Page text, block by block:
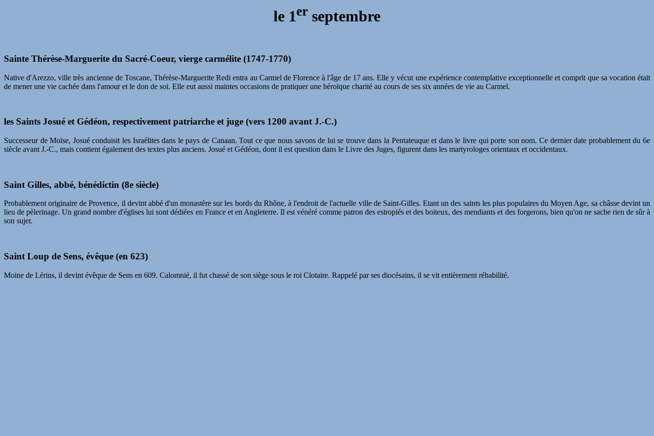
le 1er septembre
Sainte Thérèse-Marguerite du Sacré-Coeur, vierge carmélite (1747-1770)
Native d'Arezzo, ville très ancienne de Toscane, Thérèse-Marguerite Redi entra au Carmel de Florence à l'âge de 17 ans. Elle y vécut une expérience contemplative exceptionnelle et comprit que sa vocation était
de mener une vie cachée dans l'amour et le don de soi. Elle eut aussi maintes occasions de pratiquer une héroïque charité au cours de ses six années de vie au Carmel.
les Saints Josué et Gédéon, respectivement patriarche et juge (vers 1200 avant J.-C.)
Successeur de Moïse, Josué conduisit les Israélites dans le pays de Canaan. Tout ce que nous savons de lui se trouve dans la Pentateuque et dans le livre qui porte son nom. Ce dernier date probablement du 6e
siècle avant J.-C., mais contient également des textes plus anciens. Josué et Gédéon, dont il est question dans le Livre des Juges, figurent dans les martyrologes orientaux et occidentaux.
Saint Gilles, abbé, bénédictin (8e siècle)
Probablement originaire de Provence, il devint abbé d'un monastère sur les bords du Rhône, à l'endroit de l'actuelle ville de Saint-Gilles. Etant un des saints les plus populaires du Moyen Age, sa châsse devint un
lieu de pèlerinage. Un grand nombre d'églises lui sont dédiées en France et en Angleterre. Il est vénéré comme patron des estropiés et des boiteux, des mendiants et des forgerons, bien qu'on ne sache rien de sûr à
son sujet.
Saint Loup de Sens, évêque (en 623)
Moine de Lérins, il devint évêque de Sens en 609. Calomnié, il fut chassé de son siège sous le roi Clotaire. Rappelé par ses diocésains, il se vit entièrement réhabilité.